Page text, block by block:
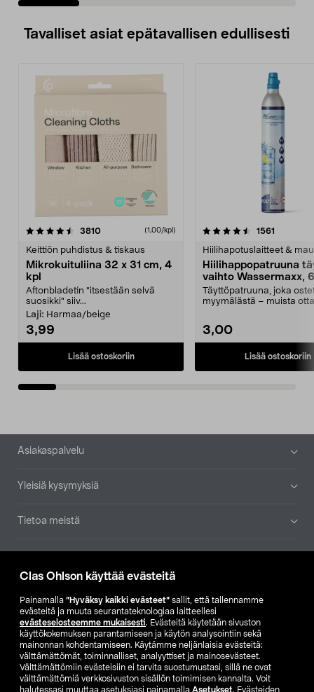
Clas Ohlson käyttää evästeitä
Painamalla ”Hyväksy kaikki evästeet” sallit, että tallennamme
evästeitä ja muuta seurantateknologiaa laitteellesi
evästeselosteemme mukaisesti. Evästeitä käytetään sivuston
käyttökokemuksen parantamiseen ja käytön analysointiin sekä
mainonnan kohdentamiseen. Käytämme neljänlaisia evästeitä:
välttämättömät, toiminnalliset, analyyttiset ja mainosevästeet.
Välttämättömiin evästeisiin ei tarvita suostumustasi, sillä ne ovat
välttämättömiä verkkosivuston sisällön toimimisen kannalta. Voit
halutessasi muuttaa asetuksiasi painamalla Asetukset. Evästeiden
Tavalliset asiat epätavallisen edullisesti
3810arvostelut (1,00/kpl)
Keittiön puhdistus & tiskaus
Mikrokuituliina 32 x 31 cm, 4
kpl
Aftonbladetin "itsestään selvä
suosikki" siiv...
Laji: Harmaa/beige
3,99
Lisää ostoskoriin
4.5viidestä
1561
Hiilihapotuslaitteet &
Hiilihappopatruuna
vaihto Wassermaxx,
Täyttöpatruuna, joka
myymälästä – muista
3,00
Lisää ostoskoriin
4.5viidestä
Alatunniste
Asiakaspalvelu
Yleisiä kysymyksiä
Tietoa meistä
Etsi myymälä
SE NO FI
FI SV